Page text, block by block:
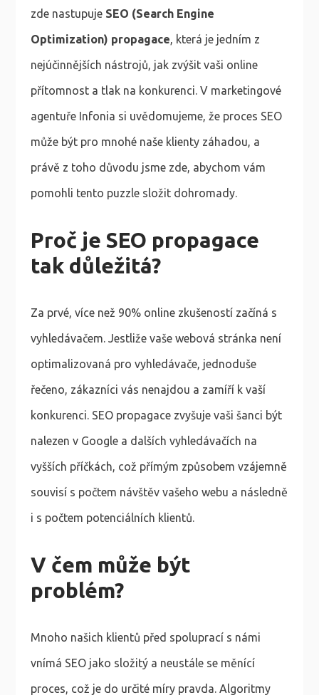
zde nastupuje SEO (Search Engine
Optimization) propagace , která je jedním z
nejúčinnějších nástrojů, jak zvýšit vaši online
přítomnost a tlak na konkurenci. V marketingové
agentuře Infonia si uvědomujeme, že proces SEO
může být pro mnohé naše klienty záhadou, a
právě z toho důvodu jsme zde, abychom vám
pomohli tento puzzle složit dohromady.
Proč je SEO propagace
tak důležitá?
Za prvé, více než 90% online zkušeností začíná s
vyhledávačem. Jestliže vaše webová stránka není
optimalizovaná pro vyhledávače, jednoduše
řečeno, zákazníci vás nenajdou a zamíří k vaší
konkurenci. SEO propagace zvyšuje vaši šanci být
nalezen v Google a dalších vyhledávačích na
vyšších příčkách, což přímým způsobem vzájemně
souvisí s počtem návštěv vašeho webu a následně
i s počtem potenciálních klientů.
V čem může být
problém?
Mnoho našich klientů před spoluprací s námi
vnímá SEO jako složitý a neustále se měnící
proces, což je do určité míry pravda. Algoritmy